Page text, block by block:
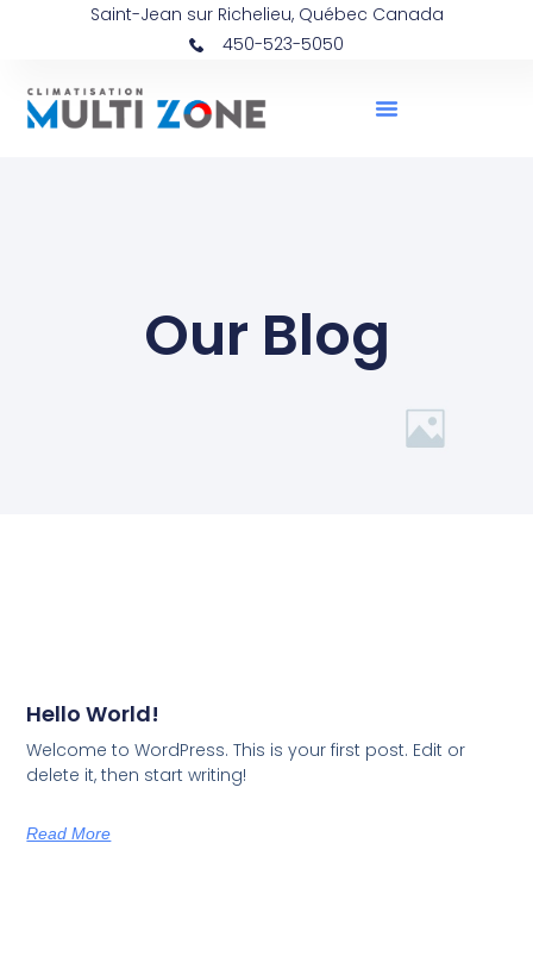
Saint-Jean sur Richelieu, Québec Canada
450-523-5050
Our Blog
Hello World!
Welcome to WordPress. This is your first post. Edit or
delete it, then start writing!
Read More